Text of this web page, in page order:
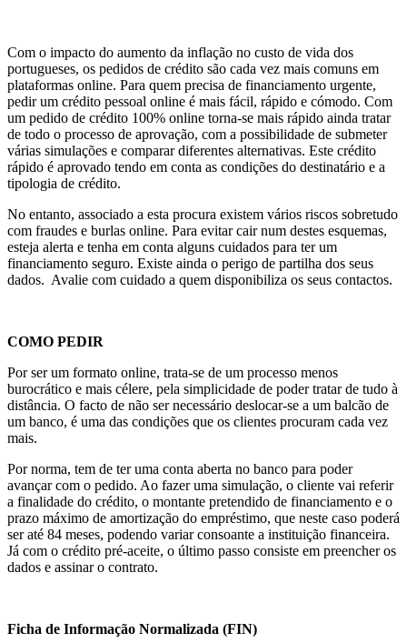
Com o impacto do aumento da inflação no custo de vida dos
portugueses, os pedidos de crédito são cada vez mais comuns em
plataformas online. Para quem precisa de financiamento urgente,
pedir um crédito pessoal online é mais fácil, rápido e cómodo. Com
um pedido de crédito 100% online torna-se mais rápido ainda tratar
de todo o processo de aprovação, com a possibilidade de submeter
várias simulações e comparar diferentes alternativas. Este crédito
rápido é aprovado tendo em conta as condições do destinatário e a
tipologia de crédito.
No entanto, associado a esta procura existem vários riscos sobretudo
com fraudes e burlas online. Para evitar cair num destes esquemas,
esteja alerta e tenha em conta alguns cuidados para ter um
financiamento seguro. Existe ainda o perigo de partilha dos seus
dados. Avalie com cuidado a quem disponibiliza os seus contactos.
COMO PEDIR
Por ser um formato online, trata-se de um processo menos
burocrático e mais célere, pela simplicidade de poder tratar de tudo à
distância. O facto de não ser necessário deslocar-se a um balcão de
um banco, é uma das condições que os clientes procuram cada vez
mais.
Por norma, tem de ter uma conta aberta no banco para poder
avançar com o pedido. Ao fazer uma simulação, o cliente vai referir
a finalidade do crédito, o montante pretendido de financiamento e o
prazo máximo de amortização do empréstimo, que neste caso poderá
ser até 84 meses, podendo variar consoante a instituição financeira.
Já com o crédito pré-aceite, o último passo consiste em preencher os
dados e assinar o contrato.
Ficha de Informação Normalizada (FIN)